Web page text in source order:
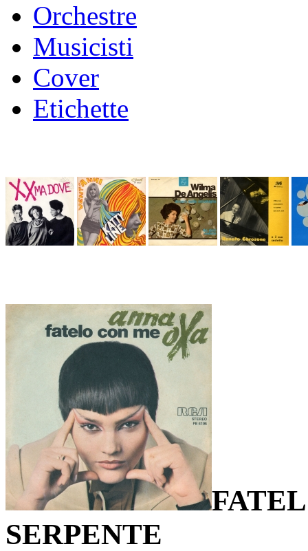
Orchestre
Musicisti
Cover
Etichette
SERPENTE